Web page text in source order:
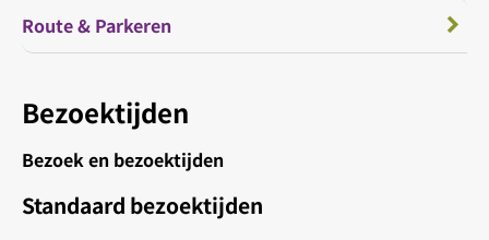
Route & Parkeren
Bezoektijden
Bezoek en bezoektijden
Standaard bezoektijden